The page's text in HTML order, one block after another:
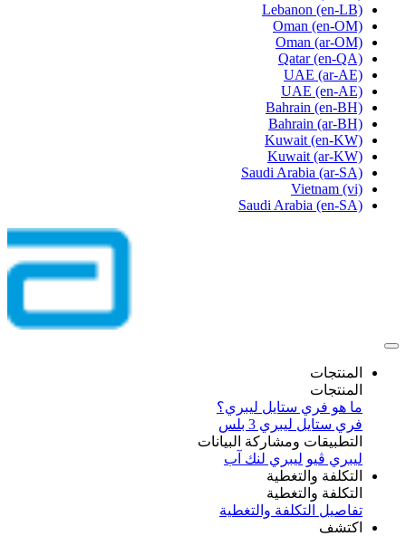
Lebanon (en-LB)
Oman (en-OM)
Oman (ar-OM)
Qatar (en-QA)
UAE (ar-AE)
UAE (en-AE)
Bahrain (en-BH)
Bahrain (ar-BH)
Kuwait (en-KW)
Kuwait (ar-KW)
Saudi Arabia (ar-SA)
Vietnam (vi)
Saudi Arabia (en-SA)
المنتجات
المنتجات
ما هو فري ستايل ليبري؟
فري ستايل ليبري 3 بلس​
التطبيقات ومشاركة البيانات
ليبري ڤيو ليبري لنك آب
التكلفة والتغطية
التكلفة والتغطية
تفاصيل التكلفة والتغطية
اكتشف​